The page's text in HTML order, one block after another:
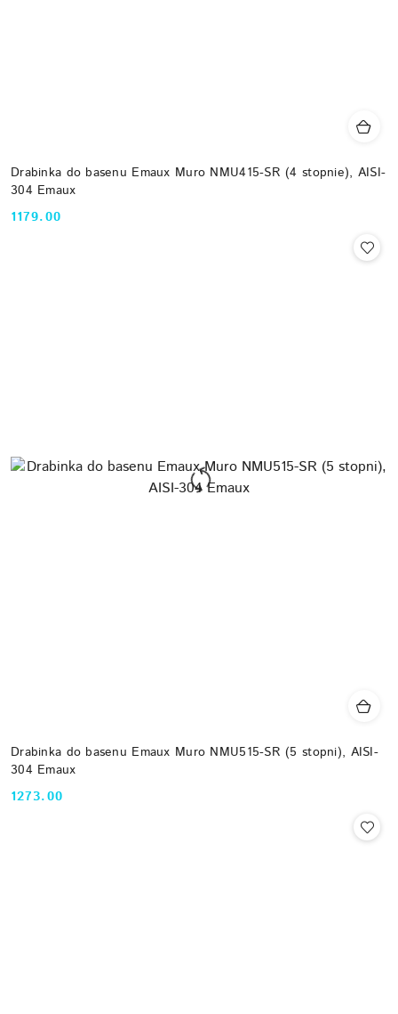
Drabinka do basenu Emaux Muro NMU415-SR (4 stopnie), AISI-
304 Emaux
Cena:
1179.00
Drabinka do basenu Emaux Muro NMU515-SR (5 stopni), AISI-
304 Emaux
Cena:
1273.00